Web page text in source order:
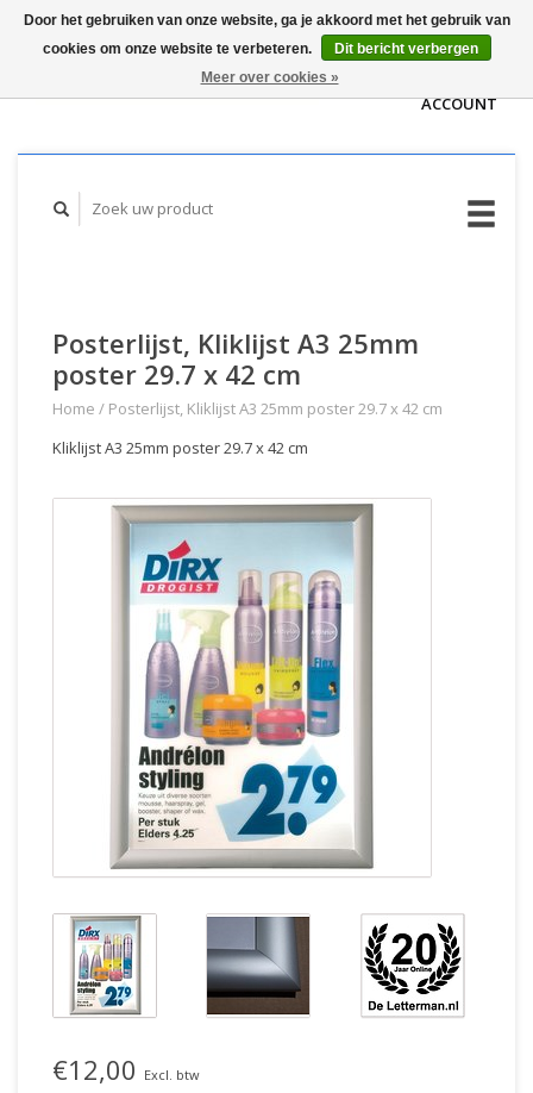
WINKELWAGEN
ACCOUNT
Posterlijst, Kliklijst A3 25mm
poster 29.7 x 42 cm
Home / Posterlijst, Kliklijst A3 25mm poster 29.7 x 42 cm
Kliklijst A3 25mm poster 29.7 x 42 cm
€12,00 Excl. btw
Door het gebruiken van onze website, ga je akkoord met het gebruik van
cookies om onze website te verbeteren.
Dit bericht verbergen
Meer over cookies »